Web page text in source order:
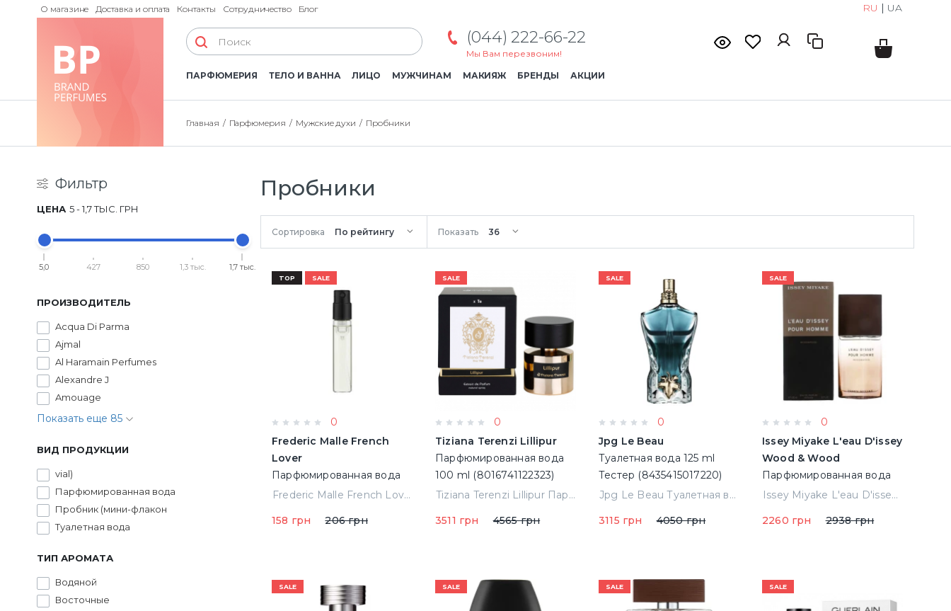
О магазине Доставка и оплата Контакты Сотрудничество Блог RU | UA
(044) 222-66-22
Мы Вам перезвоним!
ПАРФЮМЕРИЯ ТЕЛО И ВАННА ЛИЦО МУЖЧИНАМ МАКИЯЖ БРЕНДЫ АКЦИИ
Главная Парфюмерия Мужские духи Пробники
Фильтр
5-1,7 ТЫС. ГРН
ЦЕНА
5,0 427 850 1,3 тыс. 1,7 тыс.
ПРОИЗВОДИТЕЛЬ
Acqua Di Parma
Ajmal
Al Haramain Perfumes
Alexandre J
Amouage
Показать еще 85
ВИД ПРОДУКЦИИ
vial)
Парфюмированная вода
Пробник (мини-флакон
Туалетная вода
ТИП АРОМАТА
Водяной
Восточные
Пробники
Сортировка Показать
TOP SALE
0
Frederic Malle French
Lover
Парфюмированная вода
1.2 ml Пробник
Frederic Malle French Lover Парфюмированная вода 1.2 ml Пробник
158 грн
206 грн
SALE
0
Tiziana Terenzi Lillipur
Парфюмированная вода
100 ml (8016741122323)
Tiziana Terenzi Lillipur Парфюмированная вода 100 ml (8016741122323)
3511 грн
4565 грн
SALE
0
Jpg Le Beau
Туалетная вода 125 ml
Тестер (8435415017220)
Jpg Le Beau Туалетная вода 125 ml Тестер (8435415017220)
3115 грн
4050 грн
SALE
0
Issey Miyake L'eau D'issey
Wood & Wood
Парфюмированная вода
100 ml (3423478509351)
Issey Miyake L'eau D'issey Wood & Wood Парфюмированная вода 100 ml (3423478509351)
2260 грн
2938 грн
SALE SALE SALE SALE